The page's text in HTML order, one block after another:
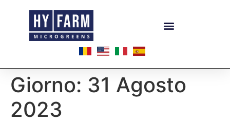
Giorno: 31 Agosto
2023